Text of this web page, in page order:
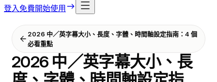
登入 免費開始使用
2026 中／英字幕大小、長度、字體、時間軸設定指南：4 個
必看重點
2026 中／英字幕大小、長